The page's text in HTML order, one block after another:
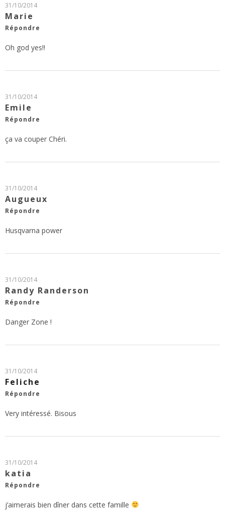
31/10/2014
Marie
Répondre
Oh god yes!!
31/10/2014
Emile
Répondre
ça va couper Chéri.
31/10/2014
Augueux
Répondre
Husqvarna power
31/10/2014
Randy Randerson
Répondre
Danger Zone !
31/10/2014
Feliche
Répondre
Very intéressé. Bisous
31/10/2014
katia
Répondre
j’aimerais bien dîner dans cette famille